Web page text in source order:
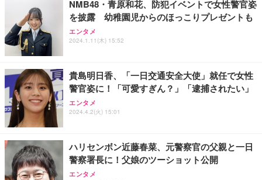
【国内正規品】Keychron B1 Pro ウルトラスリム ワ
イヤレスキーボード、ZMKカスタマイズ、シザース
イッチ、2.4 GHz/Bluetooth 5.2/有線接続、ロングバ
リーホワイト（かな印字なし）, JISレイアウト)
エレコム ワイヤレスキーボード マウスセット メン
ブレン 薄型 フルキーボード ブラック TK-FDM110M
BK
エレコム ワイヤレスキーボード 静音 テンキー付 薄
型コンパクトサイズ Windows ChromeOS macOS
【純正品】27"ゲーミングモニター DualSense 充電
フック付き（CFI-ZDM1J）
【整備済み品】Dell E2724HS 27インチ 液晶モニタ
ー フルHD（1920×1080）VA 非光沢 HDMI/DisplayP
ort/VGA スピーカー内蔵 高さ調整 スイベル VESA対
【MiniLED/24.5inch/280Hz/FHD】GRAPHT THE S
HOOTER Gaming Monitor 24” Essential ゲーミン
2TB/4TB 外付けハードディスク 外付け HDD テレビ
録画対応 超高速データ転送 2.5 インチ USB3.0 対応
Mac/PC/PS4/XBox 利用可能 スリム設計 携帯に便利
【Amazon.co.jp限定】【2年保証】外付けHDD 3.5
インチ 外付けハードディスク 静音 PC/Win/Mac/テ
レビ録画/デスクトップ/ラップトップ適用 (1)容量:50
【Amazon.co.jp限定】【2年保証】外付けHDD 3.5
インチ 外付けハードディスク 静音 PC/Win/Mac/テ
NMB48・青原和花、防犯イベントで女性警官姿
を披露 幼稚園児からのほっこりプレゼントも
エンタメ
2024.1.11(木) 15:52
貴島明日香、「一日交通安全大使」就任で女性
警官姿に！「可愛すぎん？」「逮捕されたい」
エンタメ
2024.4.2(火) 15:01
ハリセンボン近藤春菜、元警察官の父親と一日
警察署長に！父娘のツーショット公開
エンタメ